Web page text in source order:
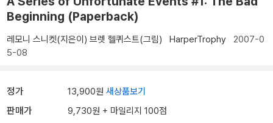
Beginning (Paperback)
레모니 스니켓(지은이) 브렛 헬퀴스트(그림) HarperTrophy 2007-0
5-08
정가 13,900원 새상품보기
판매가 9,730원 + 마일리지 100점